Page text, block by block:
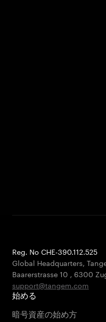
Reg. No CHE-390.112.525
Global Headquarters,
Baarerstrasse 10 , 6300
support@tangem.com
始める
暗号資産の始め方